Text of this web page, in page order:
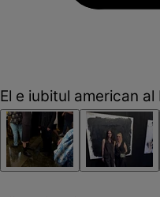
El e iubitul american